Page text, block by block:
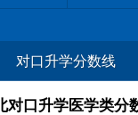
对口升学分数线
对口升学医学类分